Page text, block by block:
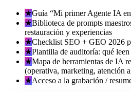
★Guía “Mi primer Agente IA
★Biblioteca de prompts
restauración y experiencias
★Checklist SEO + GEO 2026
★Plantilla de auditoría: qué
★Mapa de herramientas de IA
(operativa, marketing, atención
★Acceso a la grabación /